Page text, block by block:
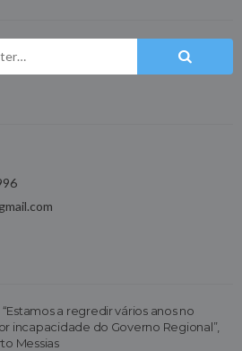
“Estamos a regredir vários anos no
incapacidade do Governo Regional”,
Messias